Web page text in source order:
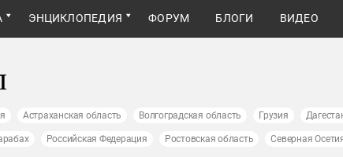
ЭНЦИКЛОПЕДИЯ ФОРУМ БЛОГИ ВИДЕО
Астраханская область Волгоградская область Грузия
Российская Федерация Ростовская область Северная